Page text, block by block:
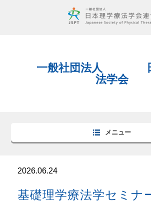
一般社団法人 日本
法学会
メニュー
2026.06.24
基礎理学療法学セミナ